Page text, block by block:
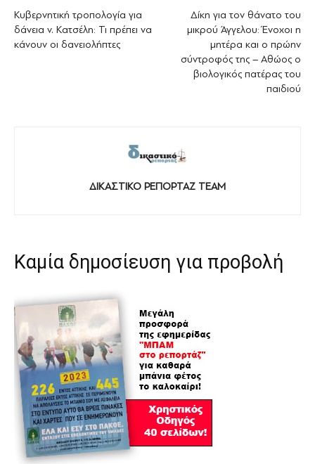
Κυβερνητική τροπολογία για
δάνεια ν. Κατσέλη: Τι πρέπει να
κάνουν οι δανειολήπτες
Δίκη για τον θάνατο του
μικρού Άγγελου: Ένοχοι η
μητέρα και ο πρώην
σύντροφός της – Αθώος ο
βιολογικός πατέρας του
παιδιού
ΔΙΚΑΣΤΙΚΟ ΡΕΠΟΡΤΑΖ TEAM
Καμία δημοσίευση για προβολή